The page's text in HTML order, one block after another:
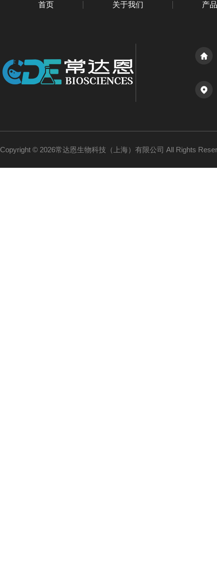
首页 关于我们 产
Copyright © 2026常达恩生物科技（上海）有限公司 All Rights